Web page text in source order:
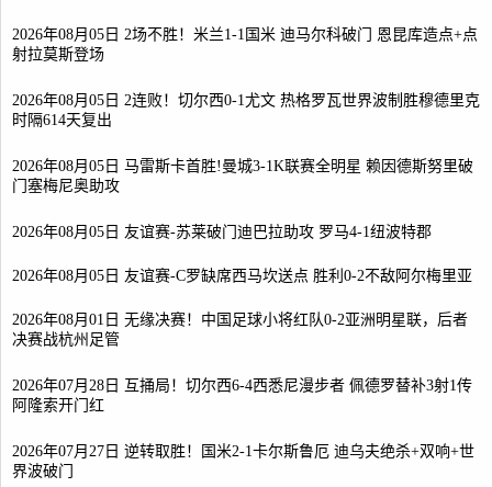
2026年08月05日 2场不胜！米兰1-1国米 迪马尔科破门 恩昆库造点+点
射拉莫斯登场
2026年08月05日 2连败！切尔西0-1尤文 热格罗瓦世界波制胜穆德里克
时隔614天复出
2026年08月05日 马雷斯卡首胜!曼城3-1K联赛全明星 赖因德斯努里破
门塞梅尼奥助攻
2026年08月05日 友谊赛-苏莱破门迪巴拉助攻 罗马4-1纽波特郡
2026年08月05日 友谊赛-C罗缺席西马坎送点 胜利0-2不敌阿尔梅里亚
2026年08月01日 无缘决赛！中国足球小将红队0-2亚洲明星联，后者
决赛战杭州足管
2026年07月28日 互捅局！切尔西6-4西悉尼漫步者 佩德罗替补3射1传
阿隆索开门红
2026年07月27日 逆转取胜！国米2-1卡尔斯鲁厄 迪乌夫绝杀+双响+世
界波破门